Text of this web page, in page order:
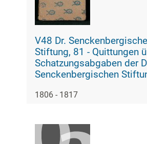
V48 Dr. Senckenbergische
Stiftung, 81 - Quittungen über
Schatzungsabgaben der
Senckenbergischen
1806 - 1817